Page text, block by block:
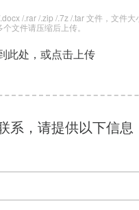
/.rar /.zip /.7z /.tar 文件，文件大
个文件请压缩后上传。
此处，或点击上传
系，请提供以下信息